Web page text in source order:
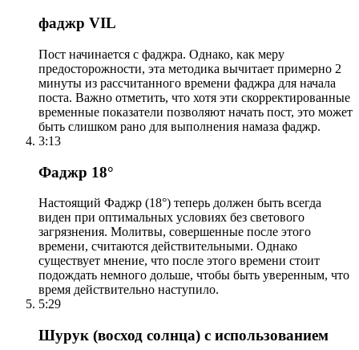
фаджр VIL
Пост начинается с фаджра. Однако, как меру
предосторожности, эта методика вычитает примерно 2
минуты из рассчитанного времени фаджра для начала
поста. Важно отметить, что хотя эти скорректированные
временные показатели позволяют начать пост, это может
быть слишком рано для выполнения намаза фаджр.
3:13
Фаджр 18°
Настоящий Фаджр (18°) теперь должен быть всегда
виден при оптимальных условиях без светового
загрязнения. Молитвы, совершенные после этого
времени, считаются действительными. Однако
существует мнение, что после этого времени стоит
подождать немного дольше, чтобы быть уверенным, что
время действительно наступило.
5:29
Шурук (восход солнца) с использованием